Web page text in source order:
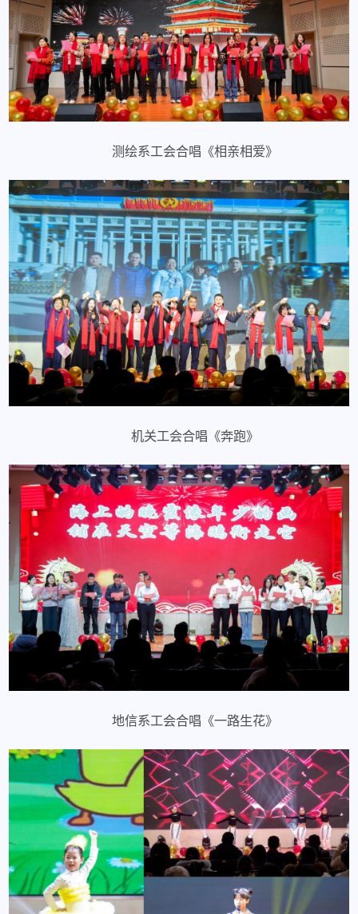
测绘系工会合唱《相亲相爱》
机关工会合唱《奔跑》
地信系工会合唱《一路生花》